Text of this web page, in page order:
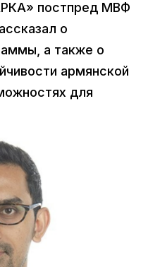
постпред МВФ
о
а также о
армянской
для